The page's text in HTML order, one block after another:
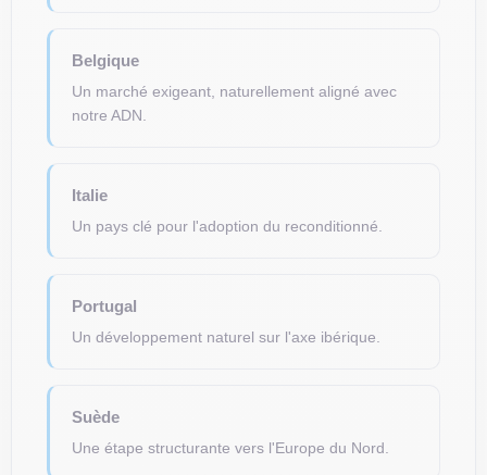
Belgique
Un marché exigeant, naturellement aligné avec
notre ADN.
Italie
Un pays clé pour l'adoption du reconditionné.
Portugal
Un développement naturel sur l'axe ibérique.
Suède
Une étape structurante vers l'Europe du Nord.